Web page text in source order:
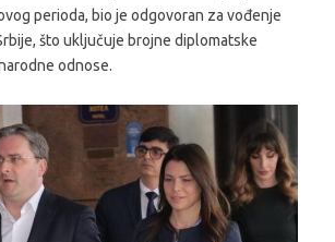
perioda, bio je odgovoran za vođenje
što uključuje brojne diplomatske
odnose.